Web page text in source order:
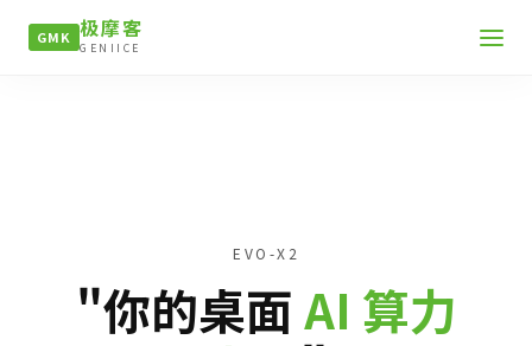
GMK 极摩客
GENIICE
EVO-X2
"你的桌面AI 算力